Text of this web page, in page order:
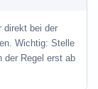
direkt bei der
Wichtig: Stelle
der Regel erst ab